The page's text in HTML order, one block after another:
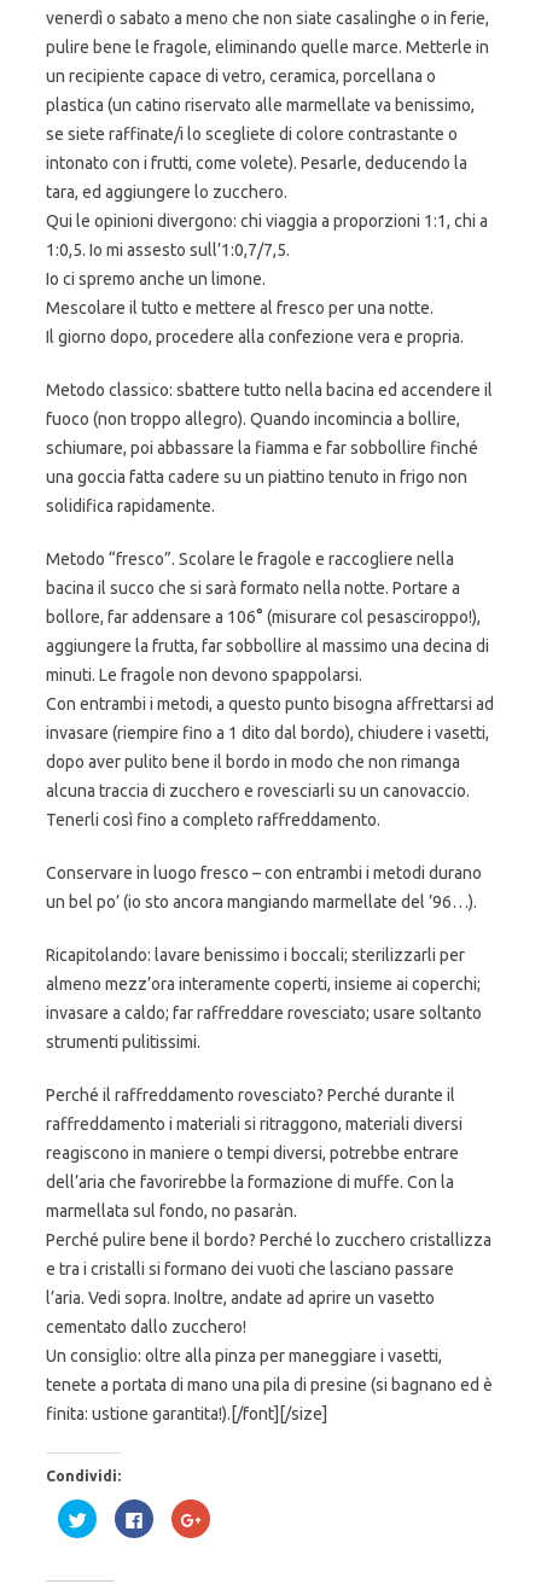
venerdì o sabato a meno che non siate casalinghe o in ferie,
pulire bene le fragole, eliminando quelle marce. Metterle in
un recipiente capace di vetro, ceramica, porcellana o
plastica (un catino riservato alle marmellate va benissimo,
se siete raffinate/i lo scegliete di colore contrastante o
intonato con i frutti, come volete). Pesarle, deducendo la
tara, ed aggiungere lo zucchero.
Qui le opinioni divergono: chi viaggia a proporzioni 1:1, chi a
1:0,5. Io mi assesto sull’1:0,7/7,5.
Io ci spremo anche un limone.
Mescolare il tutto e mettere al fresco per una notte.
Il giorno dopo, procedere alla confezione vera e propria.
Metodo classico: sbattere tutto nella bacina ed accendere il
fuoco (non troppo allegro). Quando incomincia a bollire,
schiumare, poi abbassare la fiamma e far sobbollire finché
una goccia fatta cadere su un piattino tenuto in frigo non
solidifica rapidamente.
Metodo “fresco”. Scolare le fragole e raccogliere nella
bacina il succo che si sarà formato nella notte. Portare a
bollore, far addensare a 106° (misurare col pesasciroppo!),
aggiungere la frutta, far sobbollire al massimo una decina di
minuti. Le fragole non devono spappolarsi.
Con entrambi i metodi, a questo punto bisogna affrettarsi ad
invasare (riempire fino a 1 dito dal bordo), chiudere i vasetti,
dopo aver pulito bene il bordo in modo che non rimanga
alcuna traccia di zucchero e rovesciarli su un canovaccio.
Tenerli così fino a completo raffreddamento.
Conservare in luogo fresco – con entrambi i metodi durano
un bel po’ (io sto ancora mangiando marmellate del ’96…).
Ricapitolando: lavare benissimo i boccali; sterilizzarli per
almeno mezz’ora interamente coperti, insieme ai coperchi;
invasare a caldo; far raffreddare rovesciato; usare soltanto
strumenti pulitissimi.
Perché il raffreddamento rovesciato? Perché durante il
raffreddamento i materiali si ritraggono, materiali diversi
reagiscono in maniere o tempi diversi, potrebbe entrare
dell’aria che favorirebbe la formazione di muffe. Con la
marmellata sul fondo, no pasaràn.
Perché pulire bene il bordo? Perché lo zucchero cristallizza
e tra i cristalli si formano dei vuoti che lasciano passare
l’aria. Vedi sopra. Inoltre, andate ad aprire un vasetto
cementato dallo zucchero!
Un consiglio: oltre alla pinza per maneggiare i vasetti,
tenete a portata di mano una pila di presine (si bagnano ed è
finita: ustione garantita!).[/font][/size]
Condividi:
F
a
F
a
F
a